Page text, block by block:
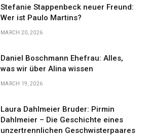
Stefanie Stappenbeck neuer Freund:
Wer ist Paulo Martins?
MARCH 20, 2026
Daniel Boschmann Ehefrau: Alles,
was wir über Alina wissen
MARCH 19, 2026
Laura Dahlmeier Bruder: Pirmin
Dahlmeier – Die Geschichte eines
unzertrennlichen Geschwisterpaares